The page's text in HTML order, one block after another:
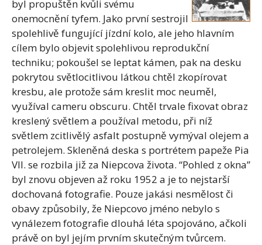
byl propuštěn kvůli svému
onemocnění tyfem. Jako první sestrojil
spolehlivě fungující jízdní kolo, ale jeho hlavním
cílem bylo objevit spolehlivou reprodukční
techniku; pokoušel se leptat kámen, pak na desku
pokrytou světlocitlivou látkou chtěl zkopírovat
kresbu, ale protože sám kreslit moc neuměl,
využíval cameru obscuru. Chtěl trvale fixovat obraz
kreslený světlem a používal metodu, při níž
světlem zcitlivělý asfalt postupně vymýval olejem a
petrolejem. Skleněná deska s portrétem papeže Pia
VII. se rozbila již za Niepcova života. “Pohled z okna”
byl znovu objeven až roku 1952 a je to nejstarší
dochovaná fotografie. Pouze jakási nesmělost či
obavy způsobily, že Niepcovo jméno nebylo s
vynálezem fotografie dlouhá léta spojováno, ačkoli
právě on byl jejím prvním skutečným tvůrcem.